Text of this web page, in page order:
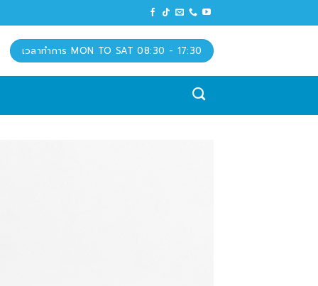
เวลาทำการ MON TO SAT 08:30 - 17:30